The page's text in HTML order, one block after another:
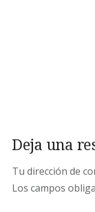
Deja una
Tu dirección de
Los campos